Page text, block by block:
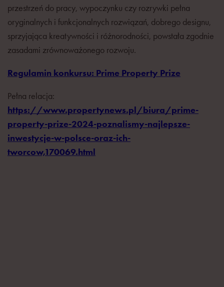
przestrzeń do pracy, wypoczynku czy rozrywki pełna
oryginalnych i funkcjonalnych rozwiązań, dobrego designu,
sprzyjająca kreatywności i różnorodności, powstała zgodnie
zasadami zrównoważonego rozwoju.
Regulamin konkursu: Prime Property Prize
Pełna relacja:
https://www.propertynews.pl/biura/prime-
property-prize-2024-poznalismy-najlepsze-
inwestycje-w-polsce-oraz-ich-
tworcow,170069.html